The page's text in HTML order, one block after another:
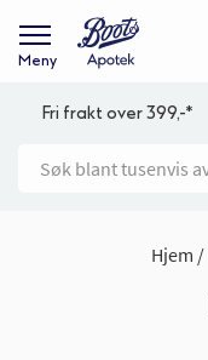
Meny
Fri frakt over 399,-*
Hjem